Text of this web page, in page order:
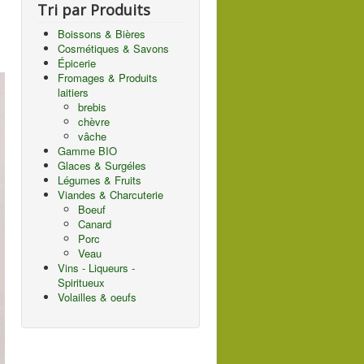
Tri par Produits
Boissons & Bières
Cosmétiques & Savons
Épicerie
Fromages & Produits
laitiers
brebis
chèvre
vâche
Gamme BIO
Glaces & Surgéles
Légumes & Fruits
Viandes & Charcuterie
Boeuf
Canard
Porc
Veau
Vins - Liqueurs -
Spiritueux
Volailles & oeufs